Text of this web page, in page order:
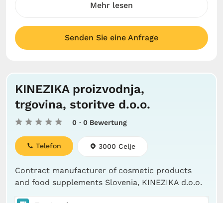
Mehr lesen
Senden Sie eine Anfrage
KINEZIKA proizvodnja,
trgovina, storitve d.o.o.
0 · 0 Bewertung
Contract manufacturer of cosmetic products
and food supplements Slovenia, KINEZIKA d.o.o.
Telefon 3000 Celje